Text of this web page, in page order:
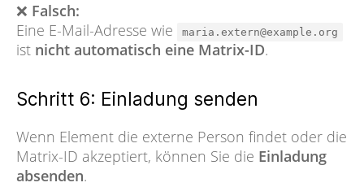
❌ Falsch:
Eine E-Mail-Adresse wie
maria.extern@example.org
ist nicht automatisch eine Matrix-ID.
Schritt 6: Einladung senden
Wenn Element die externe Person findet oder die
Matrix-ID akzeptiert, können Sie die Einladung
absenden.